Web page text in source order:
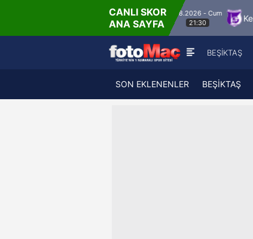
CANLI SKOR
ANA SAYFA
8.8.2026 - Cum
21:30
Keçiörengücü
BEŞİKTAŞ
SON EKLENENLER BEŞİKTAŞ